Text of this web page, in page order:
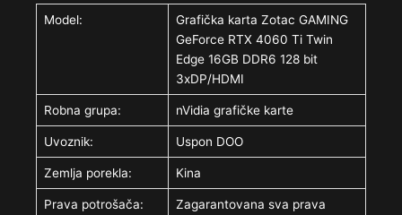
Model:
Grafička karta Zotac GAMING
GeForce RTX 4060 Ti Twin
Edge 16GB DDR6 128 bit
3xDP/HDMI
Robna grupa: nVidia grafičke karte
Uvoznik: Uspon DOO
Zemlja porekla: Kina
Prava potrošača:
Zagarantovana sva prava